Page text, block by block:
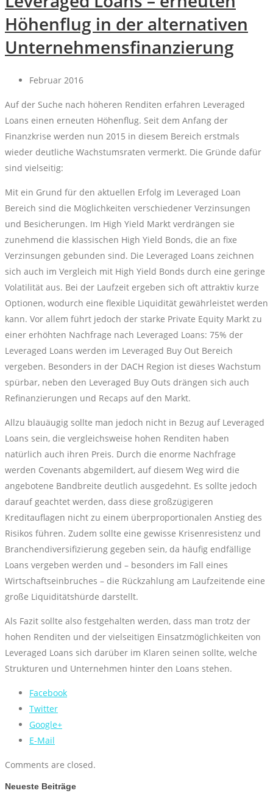
Höhenflug in der alternativen
Unternehmensfinanzierung
Februar 2016
Auf der Suche nach höheren Renditen erfahren Leveraged
Loans einen erneuten Höhenflug. Seit dem Anfang der
Finanzkrise werden nun 2015 in diesem Bereich erstmals
wieder deutliche Wachstumsraten vermerkt. Die Gründe dafür
sind vielseitig:
Mit ein Grund für den aktuellen Erfolg im Leveraged Loan
Bereich sind die Möglichkeiten verschiedener Verzinsungen
und Besicherungen. Im High Yield Markt verdrängen sie
zunehmend die klassischen High Yield Bonds, die an fixe
Verzinsungen gebunden sind. Die Leveraged Loans zeichnen
sich auch im Vergleich mit High Yield Bonds durch eine geringe
Volatilität aus. Bei der Laufzeit ergeben sich oft attraktiv kurze
Optionen, wodurch eine flexible Liquidität gewährleistet werden
kann. Vor allem führt jedoch der starke Private Equity Markt zu
einer erhöhten Nachfrage nach Leveraged Loans: 75% der
Leveraged Loans werden im Leveraged Buy Out Bereich
vergeben. Besonders in der DACH Region ist dieses Wachstum
spürbar, neben den Leveraged Buy Outs drängen sich auch
Refinanzierungen und Recaps auf den Markt.
Allzu blauäugig sollte man jedoch nicht in Bezug auf Leveraged
Loans sein, die vergleichsweise hohen Renditen haben
natürlich auch ihren Preis. Durch die enorme Nachfrage
werden Covenants abgemildert, auf diesem Weg wird die
angebotene Bandbreite deutlich ausgedehnt. Es sollte jedoch
darauf geachtet werden, dass diese großzügigeren
Kreditauflagen nicht zu einem überproportionalen Anstieg des
Risikos führen. Zudem sollte eine gewisse Krisenresistenz und
Branchendiversifizierung gegeben sein, da häufig endfällige
Loans vergeben werden und – besonders im Fall eines
Wirtschaftseinbruches – die Rückzahlung am Laufzeitende eine
große Liquiditätshürde darstellt.
Als Fazit sollte also festgehalten werden, dass man trotz der
hohen Renditen und der vielseitigen Einsatzmöglichkeiten von
Leveraged Loans sich darüber im Klaren seinen sollte, welche
Strukturen und Unternehmen hinter den Loans stehen.
Facebook
Twitter
Google+
E-Mail
Comments are closed.
Neueste Beiträge